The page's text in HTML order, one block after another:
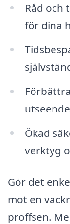
Råd och
för dina
utseende
Ökad
verktyg
Gör det
mot en
proffsen.